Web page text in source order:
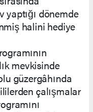
dönemde
halini hediye
mevkisinde
güzergâhında
çalışmalar